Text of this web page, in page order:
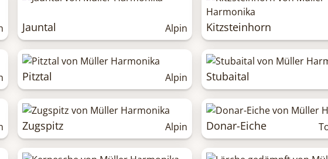
Jauntal Alpin Kitzsteinhorn
Pitztal Alpin Stubaital
Zugspitz Alpin Donar-Eiche